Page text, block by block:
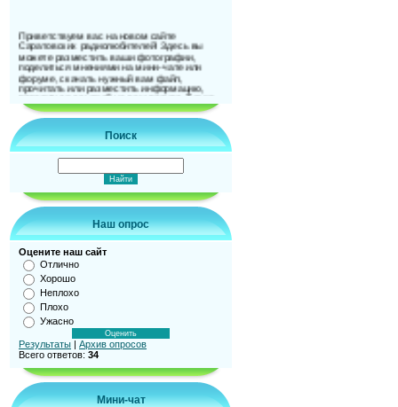
Приветствуем вас на новом сайте
Саратовских радиолюбителей! Здесь вы
можете разместить ваши фотографии,
поделиться мнениями на мини-чате или
форуме, скачать нужный вам файл,
прочитать или разместить информацию,
поделиться ссылкой на ваш ресурс. Также
можно и подписаться на новости сайта. До
встречи на страницах сайта!
Поиск
Наш опрос
Оцените наш сайт
Отлично
Хорошо
Неплохо
Плохо
Ужасно
Результаты | Архив опросов
Всего ответов: 34
Мини-чат